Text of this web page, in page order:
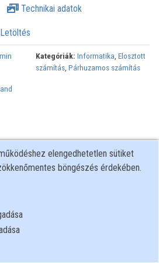
Technikai adatok
Letöltés
Kategóriák: Informatika, Elosztott
számítás, Párhuzamos számítás
elengedhetetlen sütiket
böngészés érdekében.